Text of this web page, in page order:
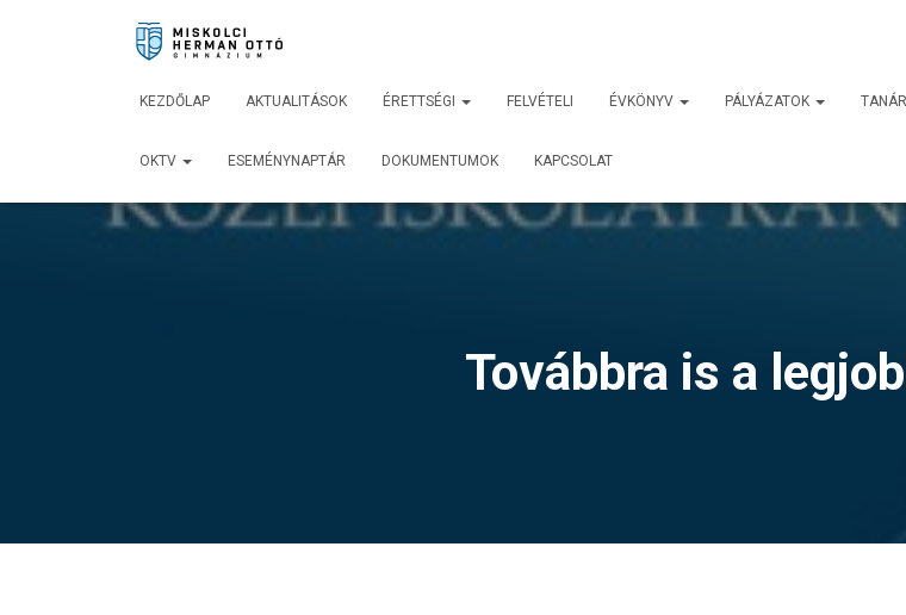
KEZDŐLAP AKTUALITÁSOK ÉRETTSÉGI FELVÉTELI ÉVKÖNYV PÁLYÁZATOK
OKTV ESEMÉNYNAPTÁR DOKUMENTUMOK KAPCSOLAT
Továbbra is a